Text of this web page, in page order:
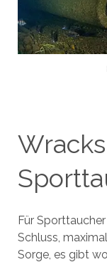
Für
Schluss,
Sorge, es gibt